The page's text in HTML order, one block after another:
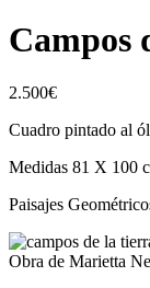
Campos
2.500€
Cuadro pintado al
Medidas 81 X 100
Paisajes